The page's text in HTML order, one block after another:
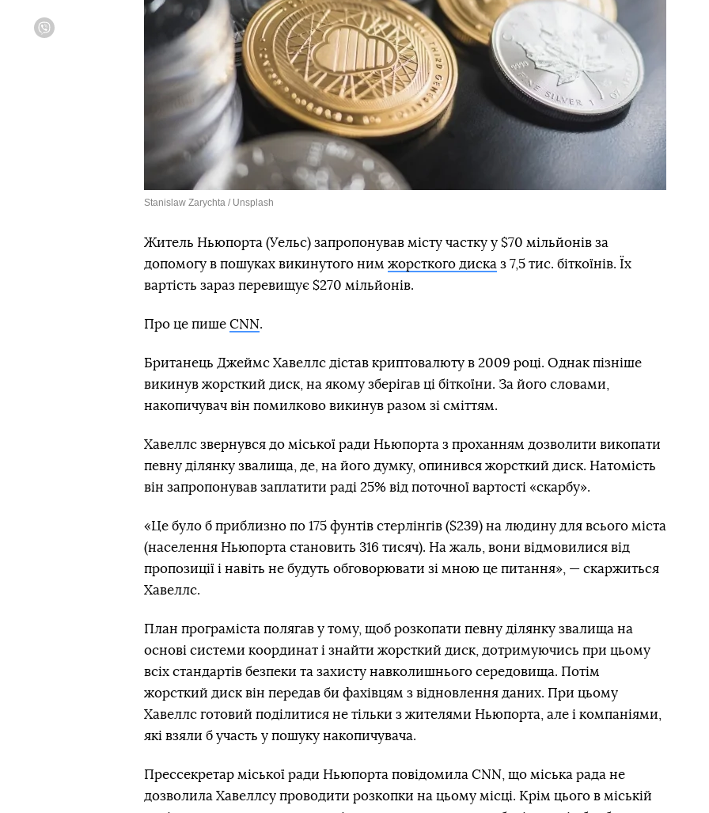
Stanislaw Zarychta / Unsplash
Житель Ньюпорта (Уельс) запропонував місту частку у $70 мільйонів за
допомогу в пошуках викинутого ним жорсткого диска з 7,5 тис. біткоїнів. Їх
вартість зараз перевищує $270 мільйонів.
Про це пише CNN.
Британець Джеймс Хавеллс дістав криптовалюту в 2009 році. Однак пізніше
викинув жорсткий диск, на якому зберігав ці біткоїни. За його словами,
накопичувач він помилково викинув разом зі сміттям.
Хавеллс звернувся до міської ради Ньюпорта з проханням дозволити викопати
певну ділянку звалища, де, на його думку, опинився жорсткий диск. Натомість
він запропонував заплатити раді 25% від поточної вартості «скарбу».
«Це було б приблизно по 175 фунтів стерлінгів ($239) на людину для всього міста
(населення Ньюпорта становить 316 тисяч). На жаль, вони відмовилися від
пропозиції і навіть не будуть обговорювати зі мною це питання», — скаржиться
Хавеллс.
План програміста полягав у тому, щоб розкопати певну ділянку звалища на
основі системи координат і знайти жорсткий диск, дотримуючись при цьому
всіх стандартів безпеки та захисту навколишнього середовища. Потім
жорсткий диск він передав би фахівцям з відновлення даних. При цьому
Хавеллс готовий поділитися не тільки з жителями Ньюпорта, але і компаніями,
які взяли б участь у пошуку накопичувача.
Прессекретар міської ради Ньюпорта повідомила CNN, що міська рада не
дозволила Хавеллсу проводити розкопки на цьому місці. Крім цього в міській